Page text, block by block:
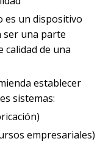
es un dispositivo
ser una parte
calidad de una
establecer
sistemas:
empresariales)